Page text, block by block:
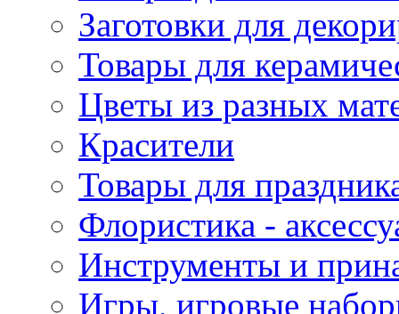
Заготовки для
Товары для
Цветы из разных
Красители
Товары для
Флористика -
Инструменты и
Игры, игровые